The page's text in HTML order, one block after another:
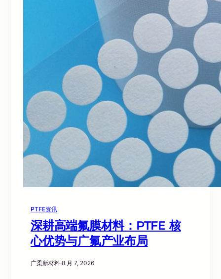
PTFE资讯
深耕高端氟膜材料：PTFE 核
心优势与广氟产业布局
广柔新材料·8 月 7, 2026